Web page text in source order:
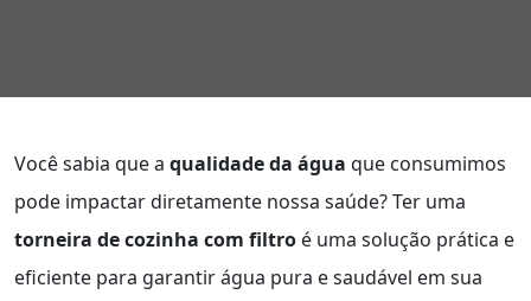
Você sabia que a qualidade da água que consumimos
pode impactar diretamente nossa saúde? Ter uma
torneira de cozinha com filtro é uma solução prática e
eficiente para garantir água pura e saudável em sua